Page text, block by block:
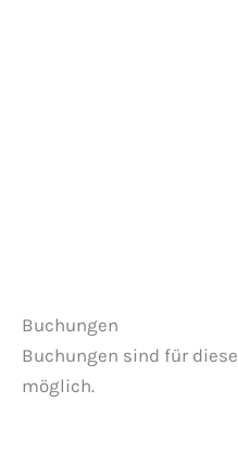
Buchungen
Buchungen sind für
möglich.